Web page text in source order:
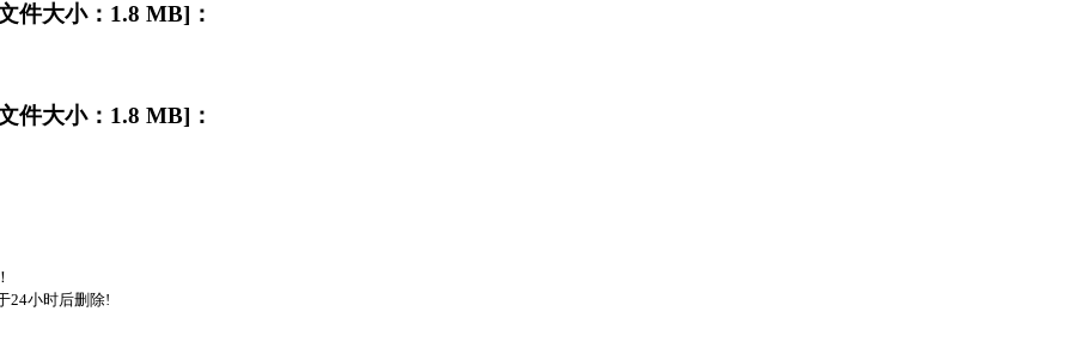
件大小：1.8 MB]：
件大小：1.8 MB]：
24小时后删除!